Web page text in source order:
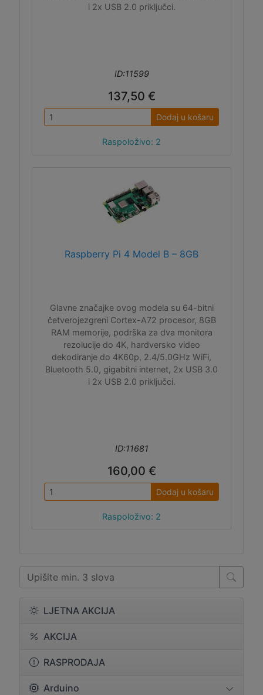
LJETNA AKCIJA
AKCIJA
RASPRODAJA
Arduino
i 2x USB 2.0 priključci.
ID:11599
137,50 €
Dodaj u košaru
Raspoloživo: 2
Raspberry Pi 4 Model B – 8GB
Glavne značajke ovog modela su 64-bitni
četverojezgreni Cortex-A72 procesor, 8GB
RAM memorije, podrška za dva monitora
rezolucije do 4K, hardversko video
dekodiranje do 4K60p, 2.4/5.0GHz WiFi,
Bluetooth 5.0, gigabitni internet, 2x USB 3.0
i 2x USB 2.0 priključci.
ID:11681
160,00 €
Dodaj u košaru
Raspoloživo: 2